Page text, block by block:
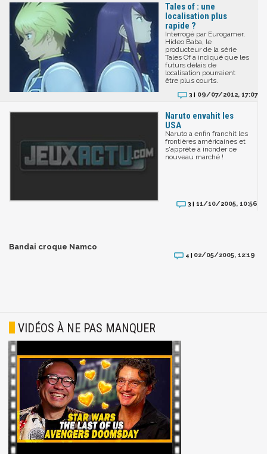
Tales of : une
localisation plus
rapide ?
Interrogé par Eurogamer,
Hideo Baba, le
producteur de la série
Tales Of a indiqué que les
futurs délais de
localisation pourraient
être plus courts.
3 | 09/07/2012, 17:07
Naruto envahit les
USA
Naruto a enfin franchit les
frontières américaines et
s'apprête à inonder ce
nouveau marché !
3 | 11/10/2005, 10:56
Bandai croque Namco
4 | 02/05/2005, 12:19
VIDÉOS À NE PAS MANQUER